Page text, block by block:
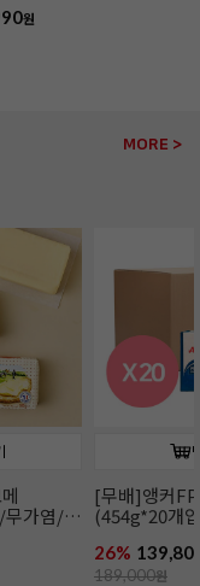
원
MORE >
[엘르앤비르]
(500g*8개입)
26% 95,920
130,000원